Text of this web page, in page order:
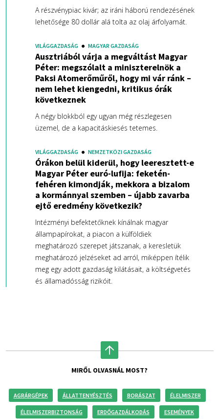
A részvénypiac kivár; az iráni háború rendezésének
lehetősége 80 dollár alá tolta az olaj árfolyamát.
VILÁGGAZDASÁG MAGYAR GAZDASÁG
Ausztriából várja a megváltást Magyar
Péter: megszólalt a miniszterelnök a
Paksi Atomerőműről, hogy mi vár ránk –
nem lehet kiengedni, kritikus órák
következnek
A négy blokkból egy ugyan még részlegesen
üzemel, de a kapacitáskiesés tetemes.
VILÁGGAZDASÁG NEMZETKÖZI GAZDASÁG
Órákon belül kiderül, hogy leeresztett-e
Magyar Péter euró-lufija: feketén-
fehéren kimondják, mekkora a bizalom
a kormánnyal szemben – újabb zavarba
ejtő eredmény következik?
Intézményi befektetőknek kínálnak magyar
állampapírokat, a piacon a külföldiek
meghatározó szerepet játszanak, a keresletük
meghatározó jelzéseket ad arról, miképpen ítélik
meg egy adott gazdaság kilátásait, a költségvetés
és államadósság rizikóit.
MIRŐL OLVASNÁL MOST?
AGRÁRGÉPEK ÁLLATTENYÉSZTÉS BORÁSZAT ÉLELMISZER
ÉLELMISZERBIZTONSÁG ERDŐGAZDÁLKODÁS ESEMÉNYEK